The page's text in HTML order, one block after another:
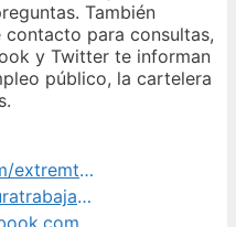
También
para consultas,
y Twitter te informan
público, la cartelera
https://twitter.com/extremtrabaja
https://extremaduratrabaja.juntaex.es/contacto/